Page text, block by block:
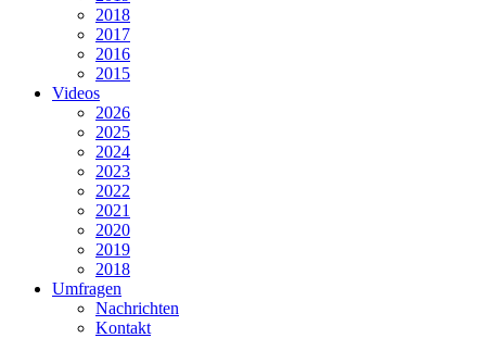
2018
2017
2016
2015
Videos
2026
2025
2024
2023
2022
2021
2020
2019
2018
Umfragen
Nachrichten
Kontakt